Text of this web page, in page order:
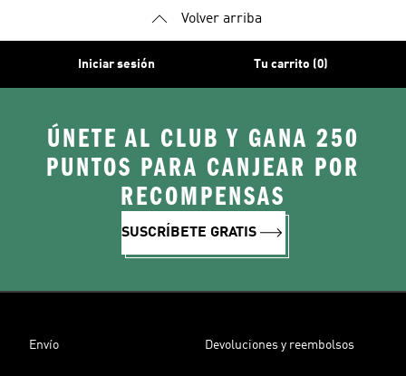
Volver arriba
Iniciar sesión Tu carrito (0)
ÚNETE AL CLUB Y GANA 250
PUNTOS PARA CANJEAR POR
RECOMPENSAS
SUSCRÍBETE GRATIS
Envío Devoluciones y reembolsos